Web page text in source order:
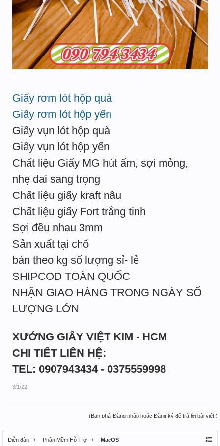
Giấy rơm lót hộp quà
Giấy rơm lót hộp yến
Giấy vụn lót hộp quà
Giấy vụn lót hộp yến
Chất liệu Giấy MG hút ẩm, sợi mỏng,
nhẹ dai sang trọng
Chất liệu giấy kraft nâu
Chất liệu giấy Fort trắng tinh
Sợi đều nhau 3mm
Sản xuất tại chổ
bán theo kg số lượng sỉ- lẻ
SHIPCOD TOÀN QUỐC
NHẬN GIAO HÀNG TRONG NGÀY SỐ
LƯỢNG LỚN
XƯỞNG GIẤY VIỆT KIM - HCM
CHI TIẾT LIÊN HỆ:
TEL: 0907943434 - 0375559998
3/1/22
(Bạn phải Đăng nhập hoặc Đăng ký để trả lời bài viết.)
Diễn đàn Phần Mềm Hỗ Trợ MacOS